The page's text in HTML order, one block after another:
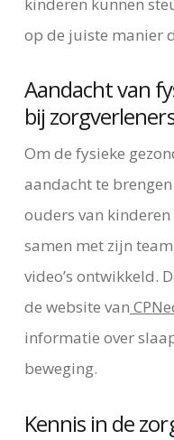
op de juiste manier
Aandacht van
bij
Om de fysieke
aandacht te
ouders van kinderen
samen met zijn
video’s ontwikkeld.
de website van
informatie over
beweging.
Kennis in de